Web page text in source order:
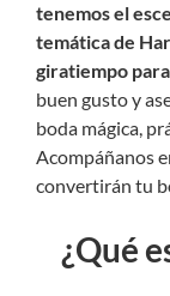
tenemos el
temática de
giratiempo
buen gusto y
boda mágica,
Acompáñanos
convertirán tu
¿Qué